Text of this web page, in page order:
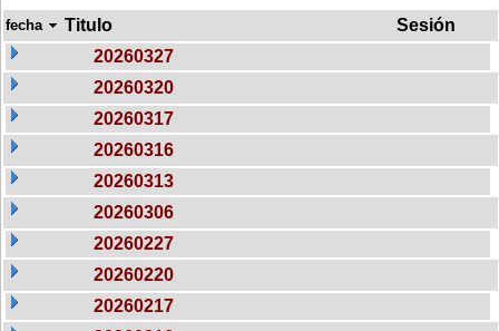
fecha Titulo
Sesión
20260327
20260320
20260317
20260316
20260313
20260306
20260227
20260220
20260217